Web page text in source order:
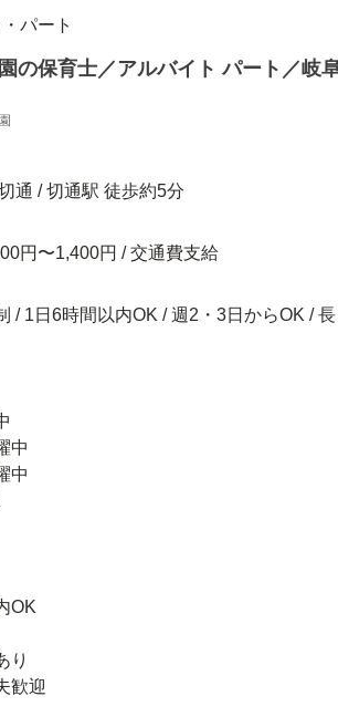
パート
の保育士／アルバイト パート／岐
通 / 切通駅 徒歩約5分
円〜1,400円 / 交通費支給
/ 1日6時間以内OK / 週2・3日からOK / 長
中
中
OK
り
歓迎